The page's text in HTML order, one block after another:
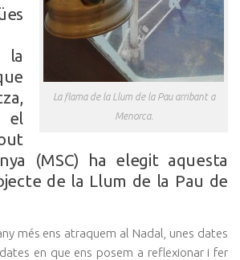
La flama de la Llum de la Pau arribant a
Menorca.
la
el
(MSC) ha elegit aquesta
de la Llum de la Pau de
més ens atraquem al Nadal, unes dates
en que ens posem a reflexionar i fer